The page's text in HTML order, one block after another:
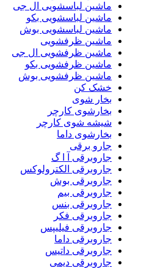
ماشین لباسشویی ال جی
ماشین لباسشویی بکو
ماشین لباسشویی بوش
ماشین ظرفشویی
ماشین ظرفشویی ال جی
ماشین ظرفشویی بکو
ماشین ظرفشویی بوش
خشک کن
بخار شوی
بخارشوی کارچر
شیشه شوی کارچر
بخارشوی داما
جارو برقی
جاروبرقی آ ا گ
جاروبرقی الکترولوکس
جاروبرقی بوش
جاروبرقی بیم
جاروبرقی بنس
جاروبرقی فکر
جاروبرقی فیلیپس
جاروبرقی داما
جاروبرقی داتیس
جاروبرقی دیمی